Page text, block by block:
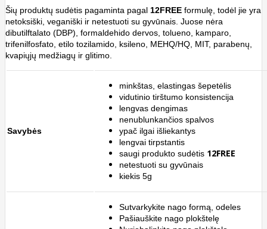
Šių produktų sudėtis pagaminta pagal 12FREE formulę, todėl jie yra
netoksiški, veganiški ir netestuoti su gyvūnais. Juose nėra
dibutilftalato (DBP), formaldehido dervos, tolueno, kamparo,
trifenilfosfato, etilo tozilamido, ksileno, MEHQ/HQ, MIT, parabenų,
kvapiųjų medžiagų ir glitimo.
Savybės
minkštas, elastingas šepetėlis
vidutinio tirštumo konsistencija
lengvas dengimas
nenublunkančios spalvos
ypač ilgai išliekantys
lengvai tirpstantis
saugi produkto sudėtis 12FREE
netestuoti su gyvūnais
kiekis 5g
Sutvarkykite nago formą, odeles
Pašiauškite nago plokštelę